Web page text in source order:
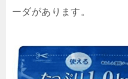
ーダがあります。